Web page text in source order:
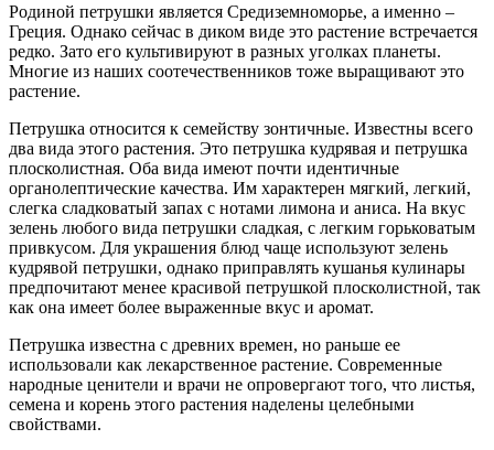
Родиной петрушки является Средиземноморье, а именно –
Греция. Однако сейчас в диком виде это растение встречается
редко. Зато его культивируют в разных уголках планеты.
Многие из наших соотечественников тоже выращивают это
растение.
Петрушка относится к семейству зонтичные. Известны всего
два вида этого растения. Это петрушка кудрявая и петрушка
плосколистная. Оба вида имеют почти идентичные
органолептические качества. Им характерен мягкий, легкий,
слегка сладковатый запах с нотами лимона и аниса. На вкус
зелень любого вида петрушки сладкая, с легким горьковатым
привкусом. Для украшения блюд чаще используют зелень
кудрявой петрушки, однако приправлять кушанья кулинары
предпочитают менее красивой петрушкой плосколистной, так
как она имеет более выраженные вкус и аромат.
Петрушка известна с древних времен, но раньше ее
использовали как лекарственное растение. Современные
народные ценители и врачи не опровергают того, что листья,
семена и корень этого растения наделены целебными
свойствами.